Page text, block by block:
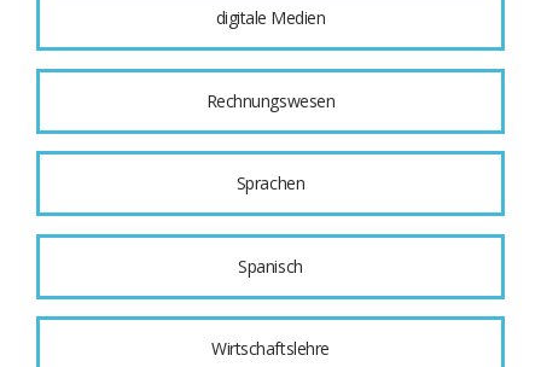
digitale Medien
Rechnungswesen
Sprachen
Spanisch
Wirtschaftslehre